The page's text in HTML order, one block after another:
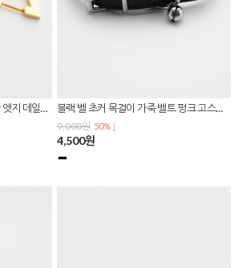
써지컬스틸 삼각형 트라이앵글 엣지 데일리 심플 원터치 링 귀걸이 E-0613 블랙 벨 초커 목걸이 가죽 벨트 펑크 고스룩 코스프레 N-0436
9,000원 50% ↓
4,500원